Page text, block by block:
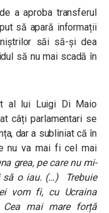
a aproba transferul
să apară informații
săi să-și dea
să nu mai scadă în
al lui Luigi Di Maio
câți parlamentari se
dar a subliniat că în
nu va mai fi cel mai
grea, pe care nu mi-
să o iau. (…) Trebuie
vom fi, cu Ucraina
Cea mai mare forță